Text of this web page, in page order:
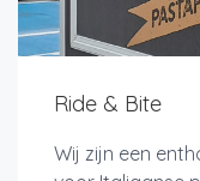
Ride & Bite
Wij zijn een